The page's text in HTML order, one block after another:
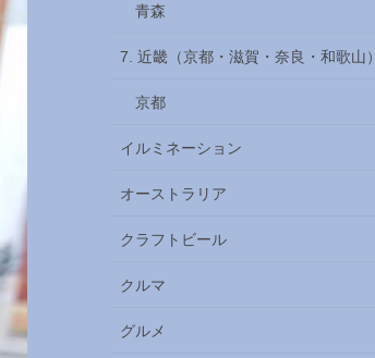
青森
7. 近畿（京都・滋賀・奈良・和歌山）
京都
イルミネーション
オーストラリア
クラフトビール
クルマ
グルメ